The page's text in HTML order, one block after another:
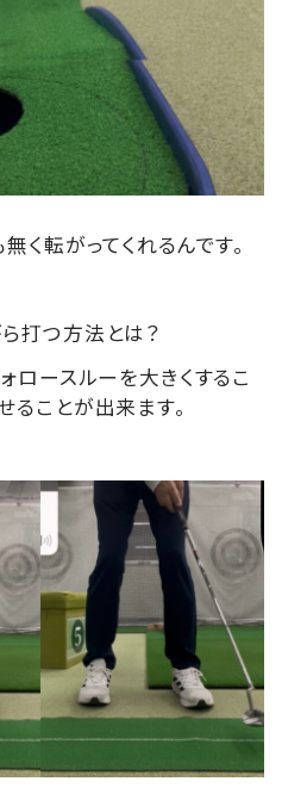
く転がってくれるんです。
打つ方法とは？
ロースルーを大きくするこ
ることが出来ます。